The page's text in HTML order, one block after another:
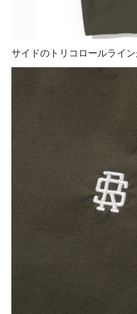
サイドのトリコロールライン